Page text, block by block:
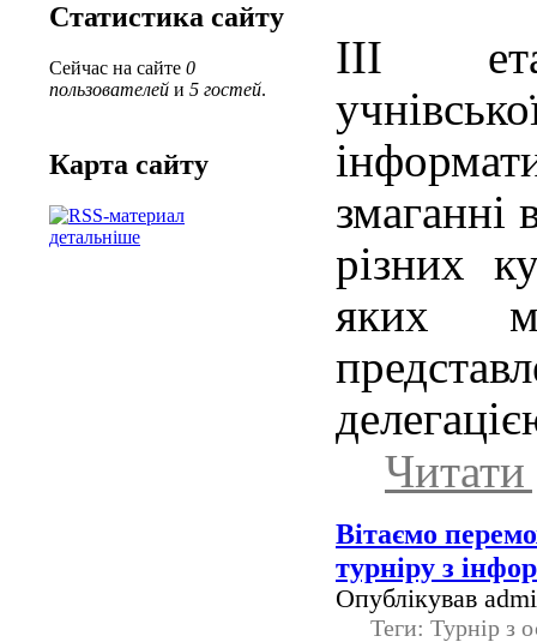
Статистика сайту
Сейчас на сайте 0
пользователей и 5 гостей.
Карта сайту
детальніше
ІІІ
змаганні
різних
яких
Вітаємо
турніру з
Опублікував
Теги: Турнір з